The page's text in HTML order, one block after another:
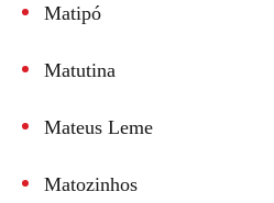
Matipó
Matutina
Mateus Leme
Matozinhos